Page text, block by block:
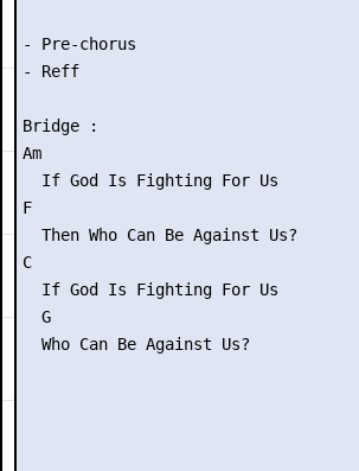
- Pre-chorus
- Reff
Bridge :
Am
  If God Is Fighting For Us
F
  Then Who Can Be Against Us?
C
  If God Is Fighting For Us
  G
  Who Can Be Against Us?